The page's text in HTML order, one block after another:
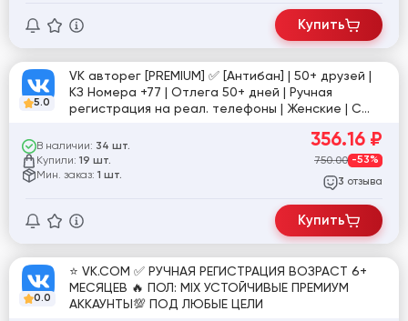
Купить
5.0
VK авторег [PREMIUM] ✅ [Антибан] | 50+ друзей |
КЗ Номера +77 | Отлега 50+ дней | Ручная
регистрация на реал. телефоны | Женские | С
В наличии: 34 шт.
Купили: 19 шт.
Мин. заказ: 1 шт.
356.16 ₽
750.00 -53%
3 отзыва
Купить
0.0
⭐️ VK.COM ✅ РУЧНАЯ РЕГИСТРАЦИЯ ВОЗРАСТ 6+
МЕСЯЦЕВ 🔥 ПОЛ: MIX УСТОЙЧИВЫЕ ПРЕМИУМ
АККАУНТЫ💯 ПОД ЛЮБЫЕ ЦЕЛИ